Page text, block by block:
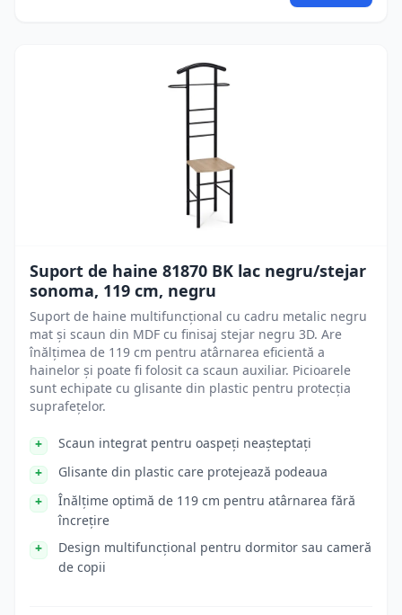
Suport de haine 81870 BK lac negru/stejar
sonoma, 119 cm, negru
Suport de haine multifuncțional cu cadru metalic negru
mat și scaun din MDF cu finisaj stejar negru 3D. Are
înălțimea de 119 cm pentru atârnarea eficientă a
hainelor și poate fi folosit ca scaun auxiliar. Picioarele
sunt echipate cu glisante din plastic pentru protecția
suprafețelor.
Scaun integrat pentru oaspeți neașteptați
Glisante din plastic care protejează podeaua
Înălțime optimă de 119 cm pentru atârnarea fără
încrețire
Design multifuncțional pentru dormitor sau cameră
de copii